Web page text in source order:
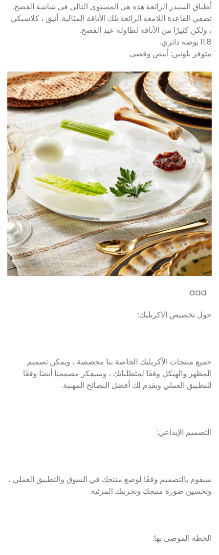
أطباق السيدر الرائعة هذه هي المستوى التالي في شاشة الفصح.
تضفي القاعدة اللامعة الرائعة تلك الأناقة المثالية. أنيق ، كلاسيكي
، ولكن كثيرًا من الأناقة لطاولة عيد الفصح.
11.8 بوصة دائري.
متوفر بلونين: أبيض وفضي
aaa
حول تخصيص الاكريليك:
جميع منتجات الأكريليك الخاصة بنا مخصصة ، ويمكن تصميم
المظهر والهيكل وفقًا لمتطلباتك ، وسيفكر مصممنا أيضًا وفقًا
للتطبيق العملي ويقدم لك أفضل النصائح المهنية.
التصميم الإبداعي:
سنقوم بالتصميم وفقًا لوضع منتجك في السوق والتطبيق العملي ،
وتحسين صورة منتجك وتجربتك المرئية.
الخطة الموصى بها: